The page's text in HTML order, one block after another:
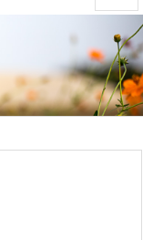

メニュ

サイド
